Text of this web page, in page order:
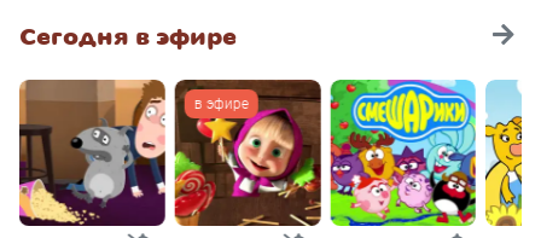
Сегодня в эфире